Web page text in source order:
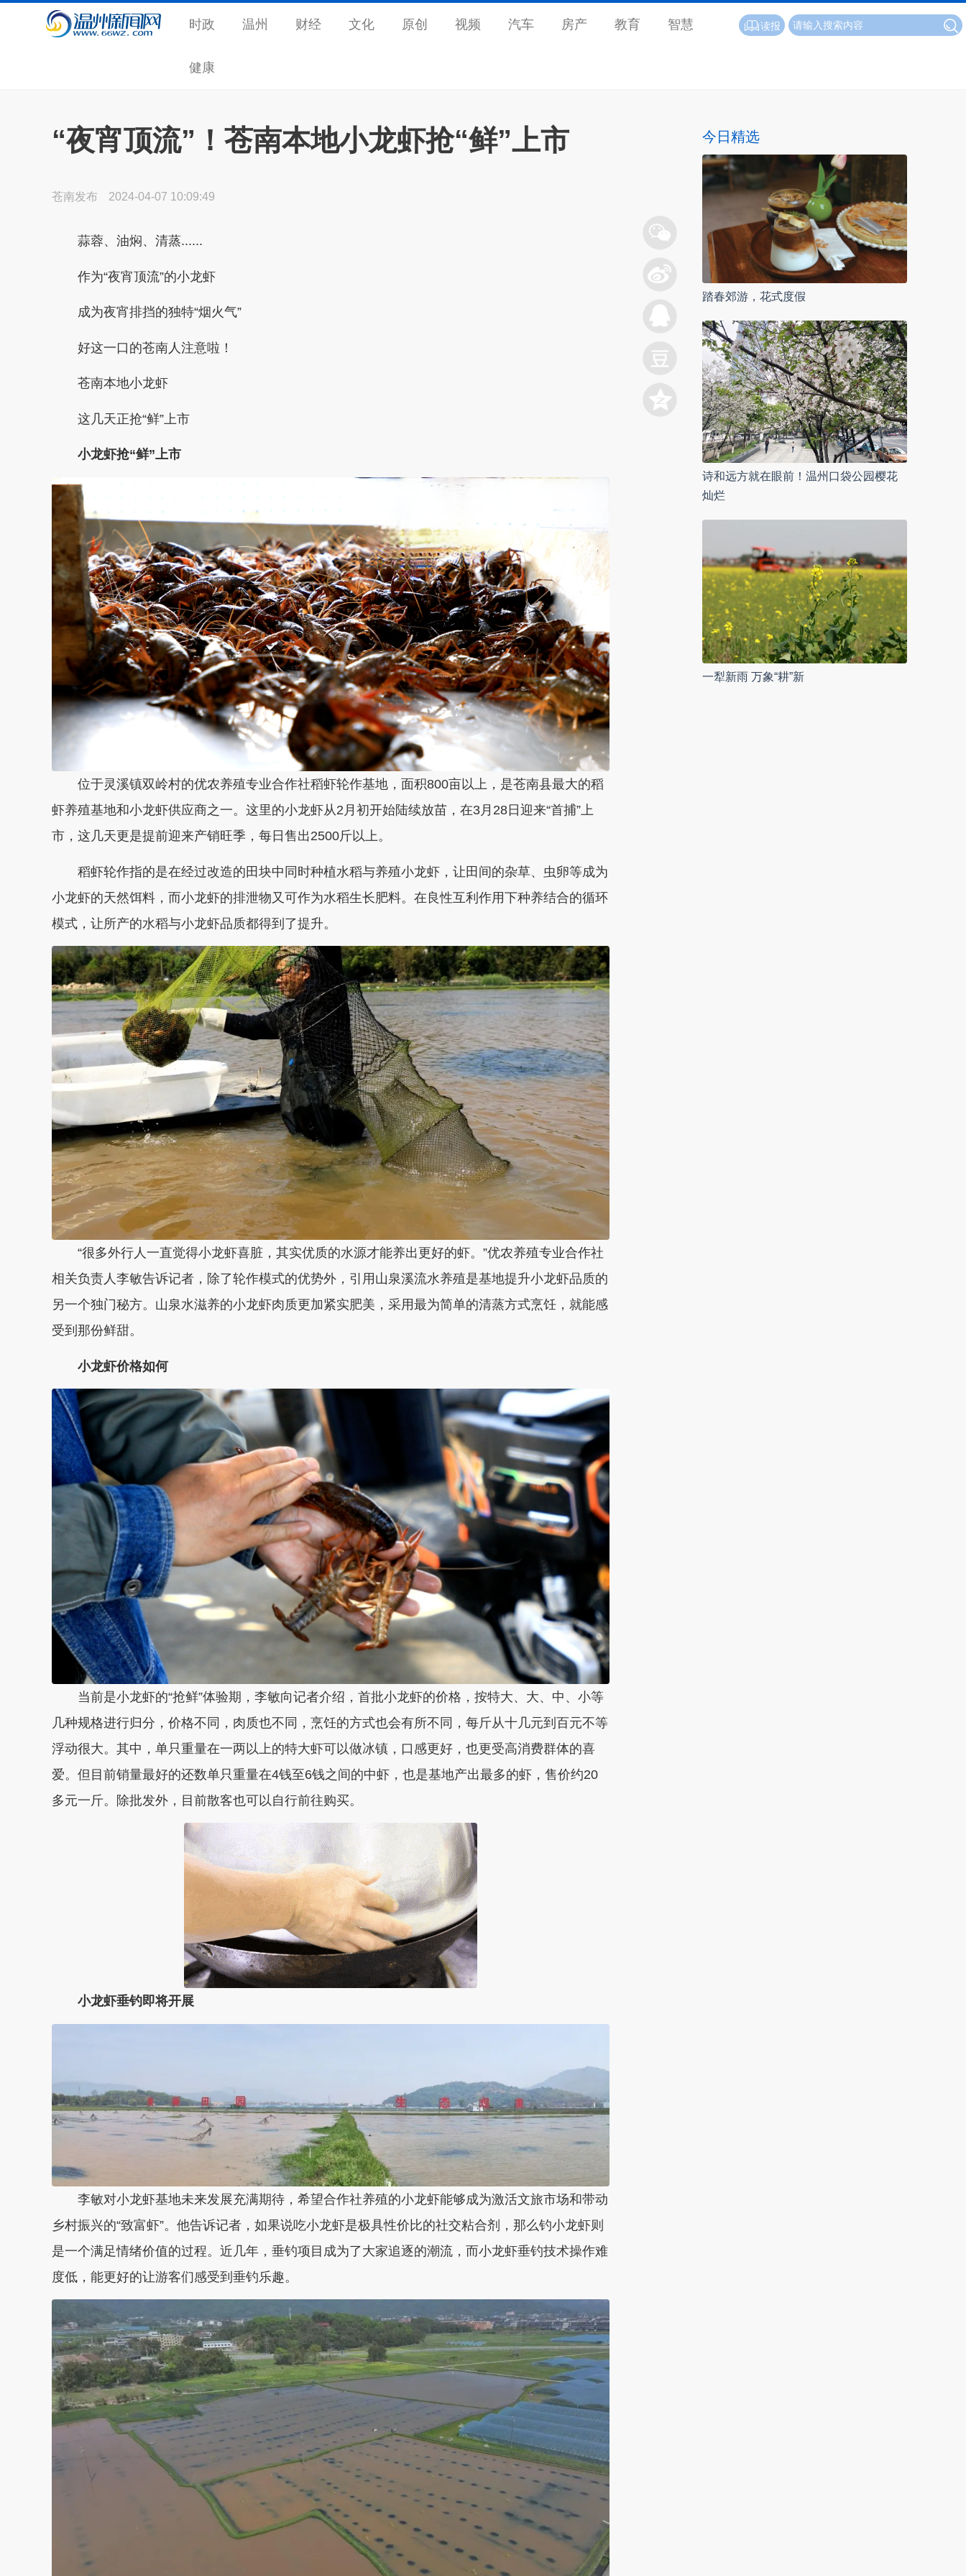
时政 温州 财经 文化 原创 视频 汽车 房产 教育 智慧
健康
读报
“夜宵顶流”！苍南本地小龙虾抢“鲜”上市
苍南发布 2024-04-07 10:09:49
蒜蓉、油焖、清蒸......
作为“夜宵顶流”的小龙虾
成为夜宵排挡的独特“烟火气”
好这一口的苍南人注意啦！
苍南本地小龙虾
这几天正抢“鲜”上市
小龙虾抢“鲜”上市
位于灵溪镇双岭村的优农养殖专业合作社稻虾轮作基地，面积800亩以上，是苍南县最大的稻
虾养殖基地和小龙虾供应商之一。这里的小龙虾从2月初开始陆续放苗，在3月28日迎来“首捕”上
市，这几天更是提前迎来产销旺季， 每日售出2500斤以上。
稻虾轮作指的是在经过改造的田块中同时种植水稻与养殖小龙虾，让田间的杂草、虫卵等成为
小龙虾的天然饵料，而小龙虾的排泄物又可作为水稻生长肥料。在良性互利作用下种养结合的循环
模式，让所产的水稻与小龙虾品质都得到了提升。
“很多外行人一直觉得小龙虾喜脏，其实优质的水源才能养出更好的虾。”优农养殖专业合作社
相关负责人李敏告诉记者，除了轮作模式的优势外，引用山泉溪流水养殖是基地提升小龙虾品质的
另一个独门秘方。山泉水滋养的小龙虾肉质更加紧实肥美，采用最为简单的清蒸方式烹饪，就能感
受到那份鲜甜。
小龙虾价格如何
当前是小龙虾的“抢鲜”体验期，李敏向记者介绍，首批小龙虾的价格，按特大、大、中、小等
几种规格进行归分，价格不同，肉质也不同，烹饪的方式也会有所不同，每斤从十几元到百元不等
浮动很大。其中，单只重量在一两以上的特大虾可以做冰镇，口感更好，也更受高消费群体的喜
爱。但目前销量最好的还数单只重量在4钱至6钱之间的中虾，也是基地产出最多的虾，售价约20
多元一斤。除批发外，目前散客也可以自行前往购买。
小龙虾垂钓即将开展
李敏对小龙虾基地未来发展充满期待，希望合作社养殖的小龙虾能够成为激活文旅市场和带动
乡村振兴的“致富虾”。他告诉记者，如果说吃小龙虾是极具性价比的社交粘合剂，那么钓小龙虾则
是一个满足情绪价值的过程。近几年，垂钓项目成为了大家追逐的潮流，而小龙虾垂钓技术操作难
度低，能更好的让游客们感受到垂钓乐趣。
今日精选
踏春郊游，花式度假
诗和远方就在眼前！温州口袋公园樱花
灿烂
一犁新雨 万象“耕”新